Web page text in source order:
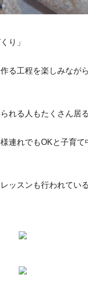
り」
る工程を楽しみなが
れる人もたくさん居
連れでもOKと子育て
ッスンも行われてい